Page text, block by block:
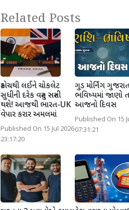
Related Posts
સ્કોચથી લઈને ચોકલેટ
સુધીની દરેક વસ્તુ સસ્તી
થશે! આજથી ભારત-UK
વેપાર કરાર અમલમાં
Published On 15 Jul 2026
23:17:20
ગુડ મોર્નિંગ
ભવિષ્યમાં જાણો
આજનો દિવસ
Published On 15
07:31:21